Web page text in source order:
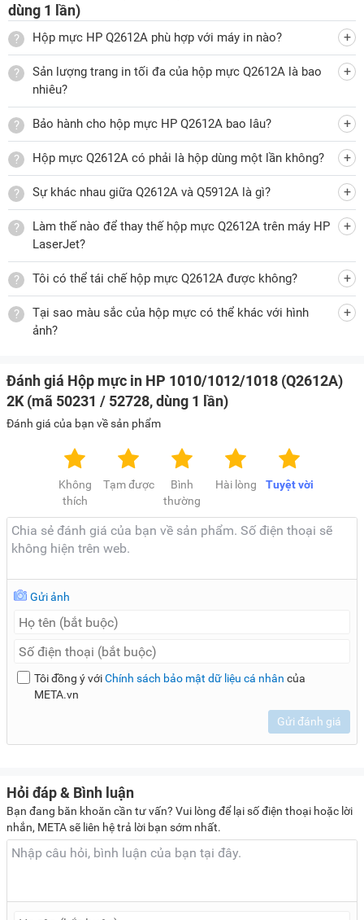
dùng 1 lần)
Hộp mực HP Q2612A phù hợp với máy in nào?
Sản lượng trang in tối đa của hộp mực Q2612A là bao
nhiêu?
Bảo hành cho hộp mực HP Q2612A bao lâu?
Hộp mực Q2612A có phải là hộp dùng một lần không?
Sự khác nhau giữa Q2612A và Q5912A là gì?
Làm thế nào để thay thế hộp mực Q2612A trên máy HP
LaserJet?
Tôi có thể tái chế hộp mực Q2612A được không?
Tại sao màu sắc của hộp mực có thể khác với hình
ảnh?
Đánh giá Hộp mực in HP 1010/1012/1018 (Q2612A)
2K (mã 50231 / 52728, dùng 1 lần)
Đánh giá của bạn về sản phẩm
Tuyệt vời
Hài lòng
Bình
thường
Tạm được
Không
thích
Gửi ảnh
Tôi đồng ý vớiChính sách bảo mật dữ liệu cá nhân của
META.vn
Gửi đánh giá
Hỏi đáp & Bình luận
Bạn đang băn khoăn cần tư vấn? Vui lòng để lại số điện thoại hoặc lời
nhắn, META sẽ liên hệ trả lời bạn sớm nhất.